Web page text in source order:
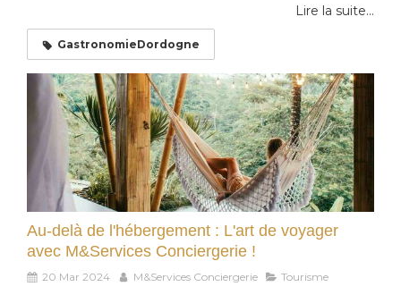
Lire la suite...
GastronomieDordogne
Au-delà de l'hébergement : L'art de voyager
avec M&Services Conciergerie !
20 Mar 2024 M&Services Conciergerie Tourisme